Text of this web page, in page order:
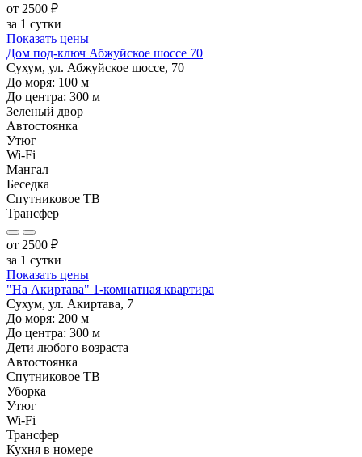
от 2500 ₽
за 1 сутки
Показать цены
Дом под-ключ Абжуйское шоссе 70
Сухум, ул. Абжуйское шоссе, 70
До моря: 100 м
До центра: 300 м
Зеленый двор
Автостоянка
Утюг
Wi-Fi
Мангал
Беседка
Спутниковое ТВ
Трансфер
от 2500 ₽
за 1 сутки
Показать цены
"На Акиртава" 1-комнатная квартира
Сухум, ул. Акиртава, 7
До моря: 200 м
До центра: 300 м
Дети любого возраста
Автостоянка
Спутниковое ТВ
Уборка
Утюг
Wi-Fi
Трансфер
Кухня в номере